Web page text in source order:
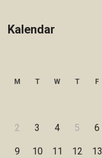
Kalendar
M T W T F
2 3 4 5 6
9 10 11 12 13